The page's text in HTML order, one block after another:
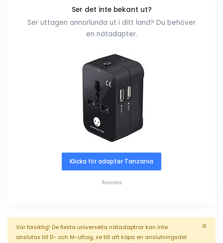
Ser det inte bekant ut?
Ser uttagen annorlunda ut i ditt land? Du behöver
en nätadapter.
Klicka för adapter Tanzania
Annons
×
Var försiktig! De flesta universella nätadaptrar kan inte
anslutas till D- och M-uttag, se till att köpa en anslutningsdel